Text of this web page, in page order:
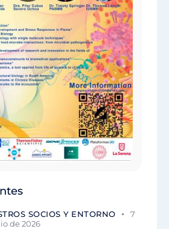
SOCIOS Y ENTORNO
7
de 2026